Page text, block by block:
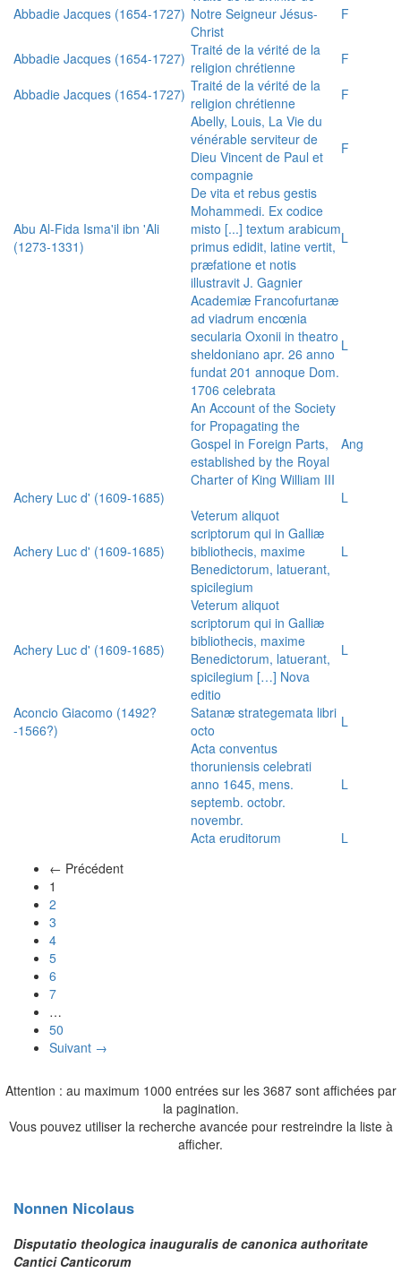
Abbadie Jacques (1654-1727) Notre Seigneur Jésus-
Christ
F
Abbadie Jacques (1654-1727) Traité de la vérité de la
religion chrétienne
F
Abbadie Jacques (1654-1727) Traité de la vérité de la
religion chrétienne
F
Abelly, Louis, La Vie du
vénérable serviteur de
Dieu Vincent de Paul et
compagnie
F
Abu Al-Fida Isma'il ibn 'Ali
(1273-1331)
De vita et rebus gestis
Mohammedi. Ex codice
misto [...] textum arabicum
primus edidit, latine vertit,
præfatione et notis
illustravit J. Gagnier
L
Academiæ Francofurtanæ
ad viadrum encœnia
secularia Oxonii in theatro
sheldoniano apr. 26 anno
fundat 201 annoque Dom.
1706 celebrata
L
An Account of the Society
for Propagating the
Gospel in Foreign Parts,
established by the Royal
Charter of King William III
Ang
Achery Luc d' (1609-1685) L
Achery Luc d' (1609-1685)
Veterum aliquot
scriptorum qui in Galliæ
bibliothecis, maxime
Benedictorum, latuerant,
spicilegium
L
Achery Luc d' (1609-1685)
Veterum aliquot
scriptorum qui in Galliæ
bibliothecis, maxime
Benedictorum, latuerant,
spicilegium […] Nova
editio
L
Aconcio Giacomo (1492?
-1566?)
Satanæ strategemata libri
octo
L
Acta conventus
thoruniensis celebrati
anno 1645, mens.
septemb. octobr.
novembr.
L
Acta eruditorum
L
← Précédent
1
2
3
4
5
6
7
…
50
Suivant →
Attention : au maximum 1000 entrées sur les 3687 sont affichées par
la pagination.
Vous pouvez utiliser la recherche avancée pour restreindre la liste à
afficher.
Nonnen Nicolaus
Disputatio theologica inauguralis de canonica authoritate
Cantici Canticorum